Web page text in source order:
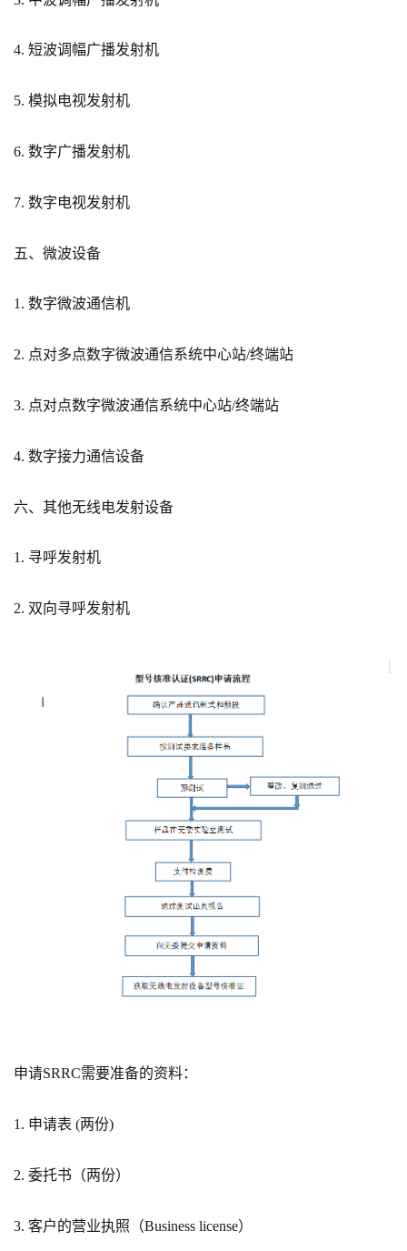
4. 短波调幅广播发射机
5. 模拟电视发射机
6. 数字广播发射机
7. 数字电视发射机
五、微波设备
1. 数字微波通信机
2. 点对多点数字微波通信系统中心站/终端站
3. 点对点数字微波通信系统中心站/终端站
4. 数字接力通信设备
六、其他无线电发射设备
1. 寻呼发射机
2. 双向寻呼发射机
申请SRRC需要准备的资料：
1. 申请表 (两份)
2. 委托书（两份）
3. 客户的营业执照（Business license）